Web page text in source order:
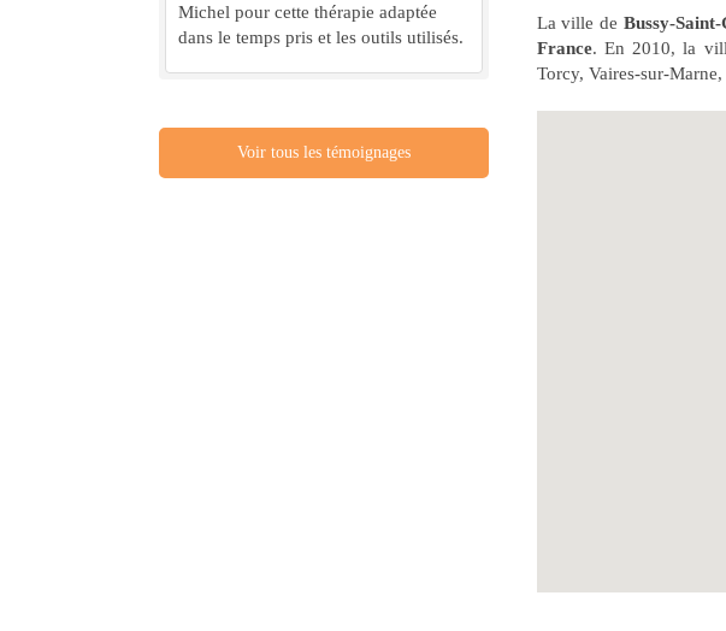
La ville deBussy-Saint-
France. En 2010, la
Torcy, Vaires-sur-
Michel pour cette thérapie adaptée
dans le temps pris et les outils utilisés.
Voir tous les témoignages